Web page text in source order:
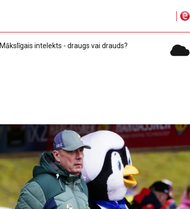
Mākslīgais intelekts - draugs vai drauds?